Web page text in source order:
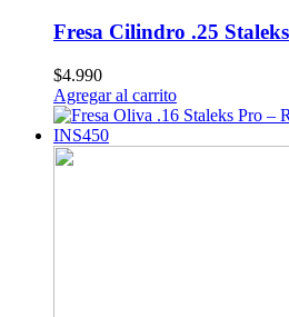
Fresa Cilindro .25
$4.990
Agregar al carrito